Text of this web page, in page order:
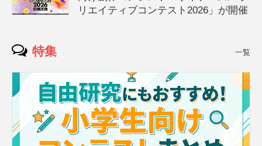
リエイティブコンテスト2026」が開催
特集 一覧